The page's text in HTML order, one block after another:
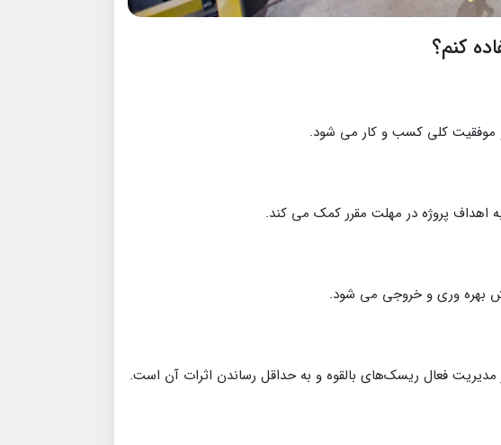
کنم؟
و موفقیت کلی کسب و کار می شود.
اهداف پروژه در مهلت مقرر کمک می کند.
بهره وری و خروجی می شود.
فعال ریسک‌های بالقوه و به حداقل رساندن اثرات آن است.